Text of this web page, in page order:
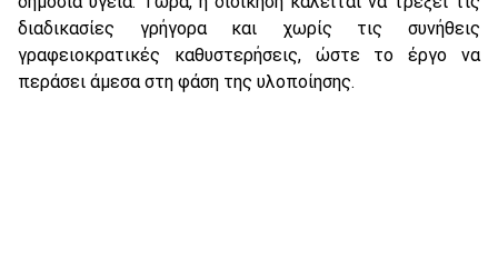
διαδικασίες γρήγορα και χωρίς τις συνήθεις
γραφειοκρατικές καθυστερήσεις, ώστε το έργο να
περάσει άμεσα στη φάση της υλοποίησης.